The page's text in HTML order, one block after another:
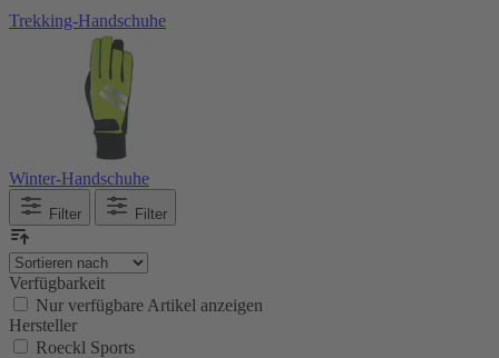
Trekking-Handschuhe
Winter-Handschuhe
Filter Filter
Verfügbarkeit
Nur verfügbare Artikel anzeigen
Hersteller
Roeckl Sports